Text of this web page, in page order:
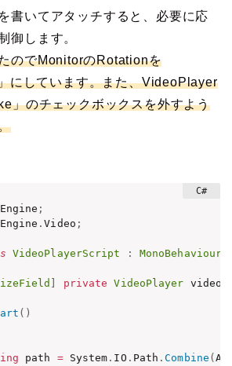
書いてアタッチすると、必要に応
御します。
のでMonitorのRotationを
にしています。また、VideoPlayer
」のチェックボックスを外すよう
;
.Video ;
VideoPlayerScript :
MonoBehaviour
private VideoPlayer
( )
path = System . IO . Path .Combine (